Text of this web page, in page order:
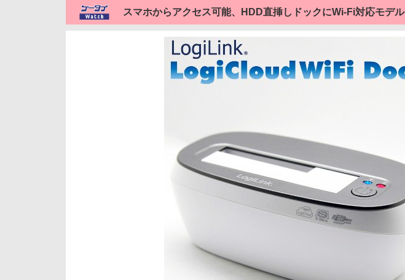
スマホからアクセス可能、HDD直挿しドックにWi-Fi対応モデル